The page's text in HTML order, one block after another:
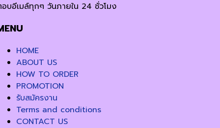
บอีเมล์ทุกๆ วันภายใน 24 ชั่วโมง
HOME
ABOUT US
HOW TO ORDER
PROMOTION
รับสมัครงาน
Terms and conditions
CONTACT US